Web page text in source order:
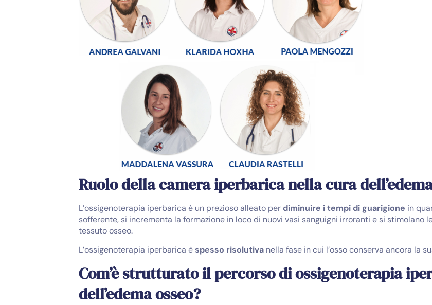
Ruolo della camera iperbarica nella cura
L’ossigenoterapia iperbarica è un prezioso alleato per diminuire i tempi di guarigione in
sofferente, si incrementa la formazione in loco di nuovi vasi sanguigni irroranti e si stimolano
tessuto osseo.
L’ossigenoterapia iperbarica èspesso risolutivanella fase in cui l’osso conserva ancora la
Com’è strutturato il percorso di ossigenoterapia
dell’edema osseo?